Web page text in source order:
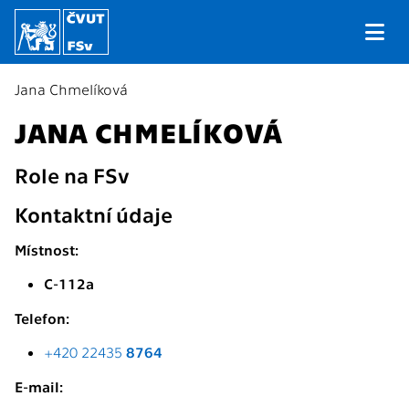
Jana Chmelíková
JANA CHMELÍKOVÁ
Role na FSv
Kontaktní údaje
Místnost:
C-112a
Telefon:
+420 22435 8764
E-mail: